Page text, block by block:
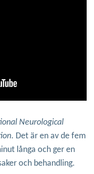
Neurological
. Det är en av de fem
långa och ger en
och behandling.